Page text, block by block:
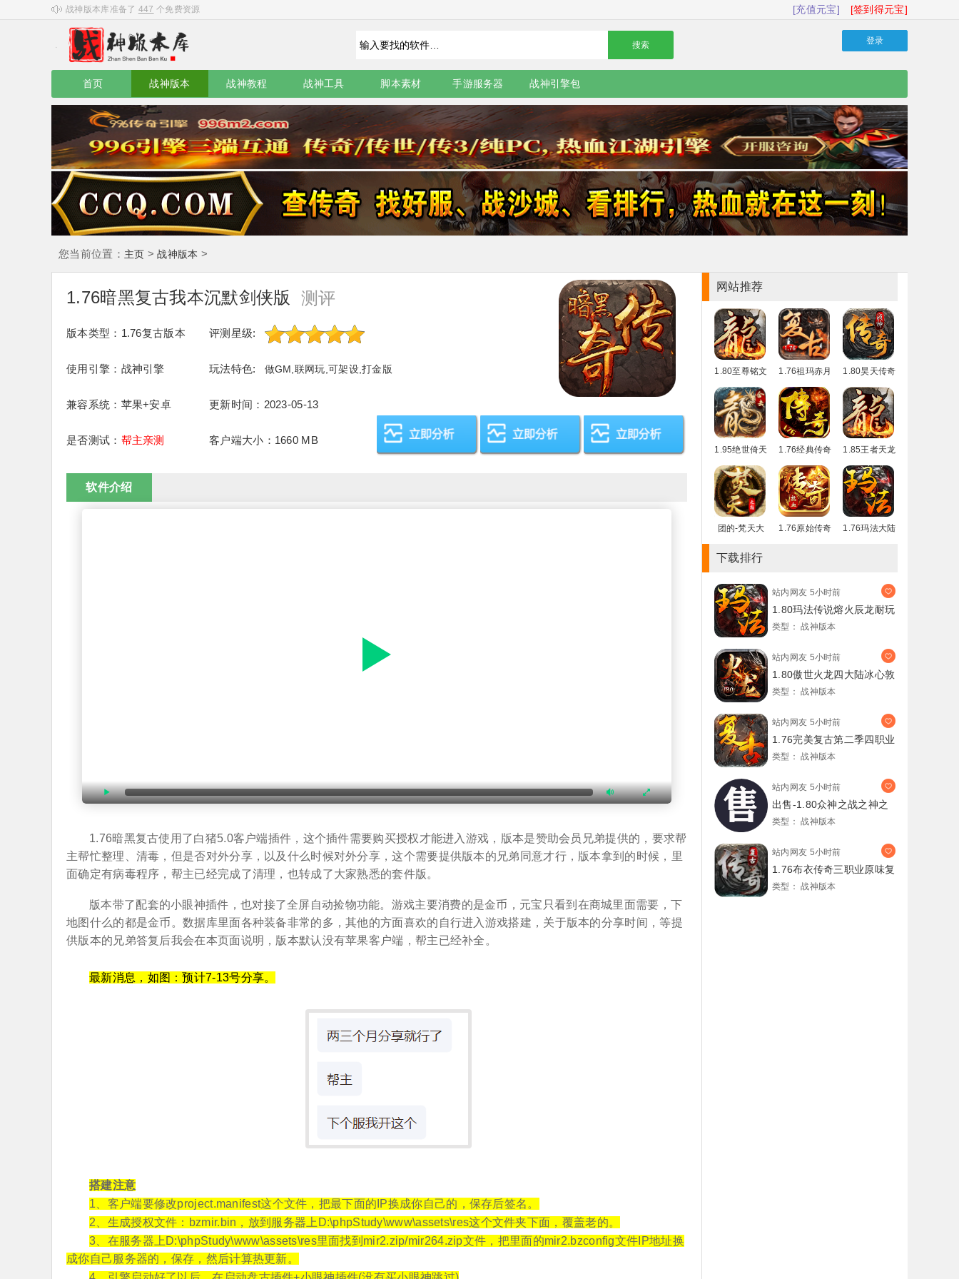
战神版本库准备了 447 个免费资源 [签到得元宝]
[充值元宝]
搜索 登录
首页 战神版本 战神教程 战神工具 脚本素材 手游服务器 战神引擎包
您当前位置： 主页 >战神版本 >
1.76暗黑复古我本沉默剑侠版 测评
版本类型：1.76复古版本 评测星级:
使用引擎：战神引擎 玩法特色: 做GM,联网玩,可架设,打金版
兼容系统：苹果+安卓 更新时间：2023-05-13
是否测试： 帮主亲测 客户端大小：1660 MB
软件介绍
1.76暗黑复古使用了白猪5.0客户端插件，这个插件需要购买授权才能进入游戏，版本是赞助会员兄弟提供的，要求帮
主帮忙整理、清毒，但是否对外分享，以及什么时候对外分享，这个需要提供版本的兄弟同意才行，版本拿到的时候，里
面确定有病毒程序，帮主已经完成了清理，也转成了大家熟悉的套件版。
版本带了配套的小眼神插件，也对接了全屏自动捡物功能。游戏主要消费的是金币，元宝只看到在商城里面需要，下
地图什么的都是金币。数据库里面各种装备非常的多，其他的方面喜欢的自行进入游戏搭建，关于版本的分享时间，等提
供版本的兄弟答复后我会在本页面说明，版本默认没有苹果客户端，帮主已经补全。
最新消息，如图：预计7-13号分享。
搭建注意
1、客户端要修改project.manifest这个文件，把最下面的IP换成你自己的，保存后签名。
2、生成授权文件：bzmir.bin，放到服务器上D:\phpStudy\www\assets\res这个文件夹下面，覆盖老的。
3、在服务器上D:\phpStudy\www\assets\res里面找到mir2.zip/mir264.zip文件，把里面的mir2.bzconfig文件IP地址换
成你自己服务器的，保存，然后计算热更新。
网站推荐
1.80至尊铭文
1.76祖玛赤月
1.80昊天传奇
1.95绝世倚天
1.76经典传奇
1.85王者天龙
团的-梵天大
季
1.76原始传奇
1.76玛法大陆
下载排行
站内网友 5小时前
1.80玛法传说熔火辰龙耐玩
类型： 战神版本
站内网友 5小时前
1.80傲世火龙四大陆冰心敦
类型： 战神版本
站内网友 5小时前
1.76完美复古第二季四职业
类型： 战神版本
站内网友 5小时前
出售-1.80众神之战之神之
宝
类型： 战神版本
站内网友 5小时前
1.76布衣传奇三职业原味复
类型： 战神版本